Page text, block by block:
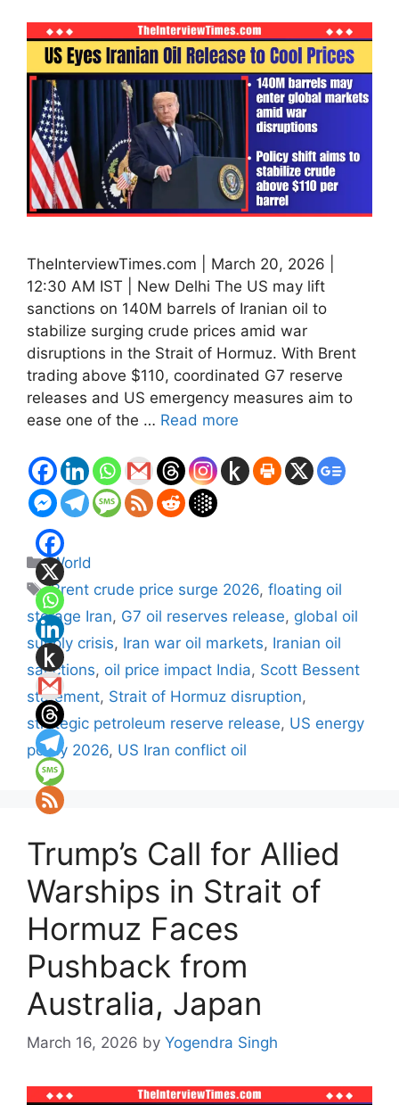
TheInterviewTimes.com | March 20, 2026 |
12:30 AM IST | New Delhi The US may lift
sanctions on 140M barrels of Iranian oil to
stabilize surging crude prices amid war
disruptions in the Strait of Hormuz. With Brent
trading above $110, coordinated G7 reserve
releases and US emergency measures aim to
ease one of the … Read more
Categories
World
Tags
Brent crude price surge 2026,floating oil
storage Iran, G7 oil reserves release, global oil
supply crisis, Iran war oil markets, Iranian oil
sanctions, oil price impact India, Scott Bessent
statement, Strait of Hormuz disruption,
strategic petroleum reserve release, US energy
policy 2026, US Iran conflict oil
Trump’s Call for Allied
Warships in Strait of
Hormuz Faces
Pushback from
Australia, Japan
March 16, 2026 by Yogendra Singh